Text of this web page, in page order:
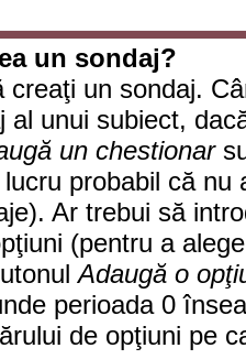
un sondaj?
creaţi un sondaj.
al unui subiect,
un chestionar
probabil că nu
Ar trebui să
(pentru a
Adaugă o
perioada 0
de opţiuni pe